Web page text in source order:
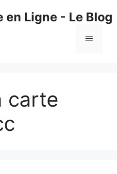
en Ligne - Le Blog
Menu
carte